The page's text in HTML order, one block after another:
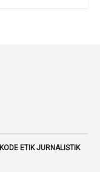
KODE ETIK JURNALISTIK